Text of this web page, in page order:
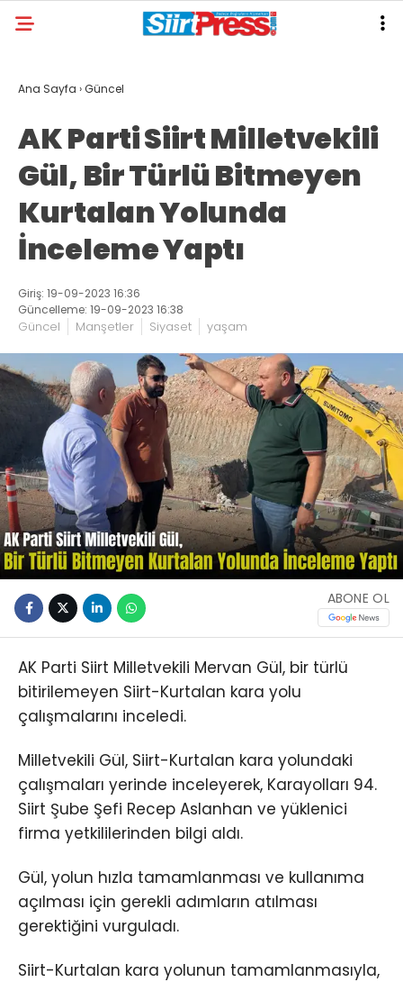
Ana Sayfa ›Güncel
AK Parti Siirt Milletvekili
Gül, Bir Türlü Bitmeyen
Kurtalan Yolunda
İnceleme Yaptı
Giriş: 19-09-2023 16:36
Güncelleme: 19-09-2023 16:38
Güncel Manşetler Siyaset yaşam
ABONE OL
AK Parti Siirt Milletvekili Mervan Gül, bir türlü
bitirilemeyen Siirt-Kurtalan kara yolu
çalışmalarını inceledi.
Milletvekili Gül, Siirt-Kurtalan kara yolundaki
çalışmaları yerinde inceleyerek, Karayolları 94.
Siirt Şube Şefi Recep Aslanhan ve yüklenici
firma yetkililerinden bilgi aldı.
Gül, yolun hızla tamamlanması ve kullanıma
açılması için gerekli adımların atılması
gerektiğini vurguladı.
Siirt-Kurtalan kara yolunun tamamlanmasıyla,